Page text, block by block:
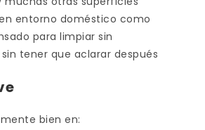
entorno doméstico como
para limpiar sin
tener que aclarar después
bien en: